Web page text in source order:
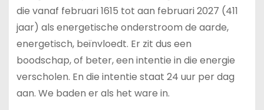
die vanaf februari 1615 tot aan februari 2027 (411
jaar) als energetische onderstroom de aarde,
energetisch, beïnvloedt. Er zit dus een
boodschap, of beter, een intentie in die energie
verscholen. En die intentie staat 24 uur per dag
aan. We baden er als het ware in.